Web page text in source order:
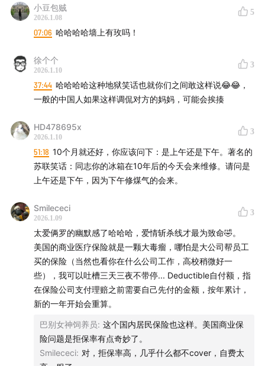
小豆包贼
2026.1.08
5
07:06 哈哈哈哈墙上有玫吗！
徐个个
2026.1.10
3
37:44 哈哈哈哈这种地狱笑话也就你们之间敢这样说😂😂，
一般的中国人如果这样调侃对方的妈妈，可能会挨揍
HD478695x
2026.1.10
3
51:18 10个月就还好，你应该问下：是上午还是下午。著名的
苏联笑话：同志你的冰箱在10年后的今天会来维修。请问是
上午还是下午，因为下午修煤气的会来。
Smilececi
2026.1.09
3
太爱俩罗的幽默感了哈哈哈，爱情斩杀线才最为致命🤣。
美国的商业医疗保险就是一颗大毒瘤，哪怕是大公司帮员工
买的保险（当然也看你在什么公司工作，高校稍微好一
些），我可以吐槽三天三夜不带停... Deductible自付额，指
在保险公司支付理赔之前需要自己先付的金额，按年累计，
新的一年开始会重算。
巴别女神饲养员: 这个国内居民保险也这样。美国商业保
险问题是拒保率有点奇妙了。
Smilececi: 对，拒保率高，几乎什么都不cover，自费太